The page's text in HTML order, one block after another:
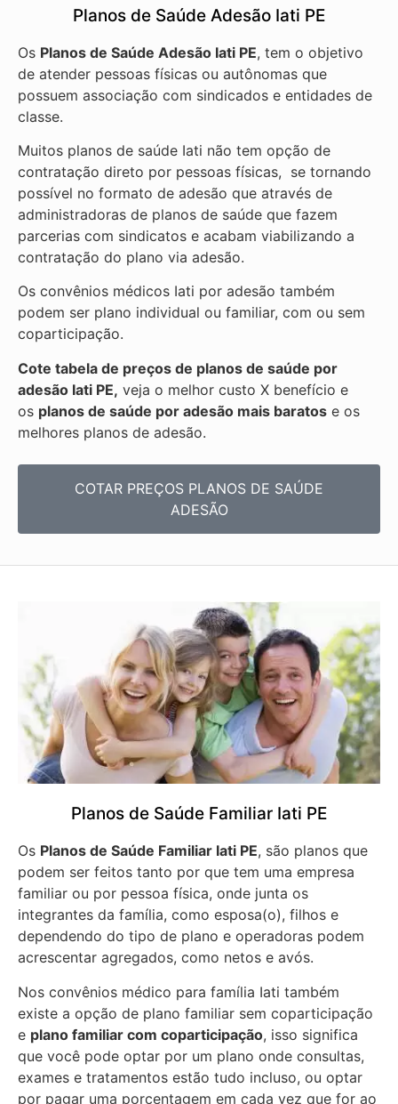
Planos de Saúde Adesão Iati PE
Os Planos de Saúde Adesão Iati PE, tem o objetivo
de atender pessoas físicas ou autônomas que
possuem associação com sindicados e entidades de
classe.
Muitos planos de saúde Iati não tem opção de
contratação direto por pessoas físicas, se tornando
possível no formato de adesão que através de
administradoras de planos de saúde que fazem
parcerias com sindicatos e acabam viabilizando a
contratação do plano via adesão.
Os convênios médicos Iati por adesão também
podem ser plano individual ou familiar, com ou sem
coparticipação.
Cote tabela de preços de planos de saúde por
adesão Iati PE, veja o melhor custo X benefício e
os planos de saúde por adesão mais baratos e os
melhores planos de adesão.
COTAR PREÇOS PLANOS DE SAÚDE
ADESÃO
Planos de Saúde Familiar Iati PE
Os Planos de Saúde Familiar Iati PE, são planos que
podem ser feitos tanto por que tem uma empresa
familiar ou por pessoa física, onde junta os
integrantes da família, como esposa(o), filhos e
dependendo do tipo de plano e operadoras podem
acrescentar agregados, como netos e avós.
Nos convênios médico para família Iati também
existe a opção de plano familiar sem coparticipação
e plano familiar com coparticipação, isso significa
que você pode optar por um plano onde consultas,
exames e tratamentos estão tudo incluso, ou optar
por pagar uma porcentagem em cada vez que for ao